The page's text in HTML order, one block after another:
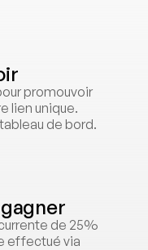
promouvoir
lien unique.
de bord.
de 25%
effectué via